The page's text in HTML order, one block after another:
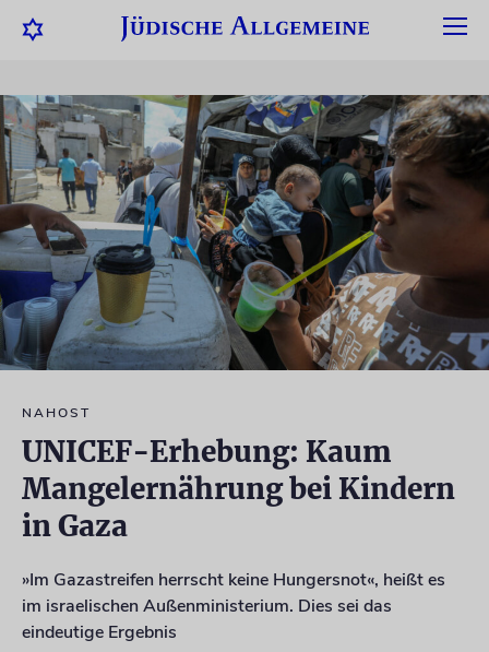
NAHOST
UNICEF-Erhebung: Kaum
Mangelernährung bei Kindern
in Gaza
»Im Gazastreifen herrscht keine Hungersnot«, heißt es
im israelischen Außenministerium. Dies sei das
eindeutige Ergebnis